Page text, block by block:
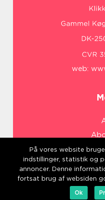
web:
På vores website
indstillinger, statistik og
annoncer. Denne
fortsat brug af websiden
Ok